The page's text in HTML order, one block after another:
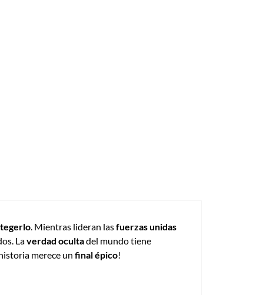
. Mientras lideran lasfuerzas unidas
Laverdad ocultadel mundo tiene
merece un final épico!